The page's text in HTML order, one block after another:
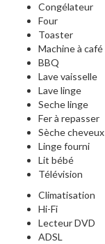
Congélateur
Four
Toaster
Machine à café
BBQ
Lave vaisselle
Lave linge
Seche linge
Fer à repasser
Sèche cheveux
Linge fourni
Lit bébé
Télévision
Climatisation
Hi-Fi
Lecteur DVD
ADSL